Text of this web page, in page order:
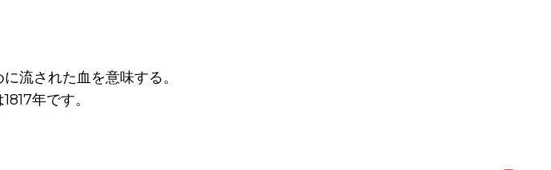
流された血を意味する。
年です。